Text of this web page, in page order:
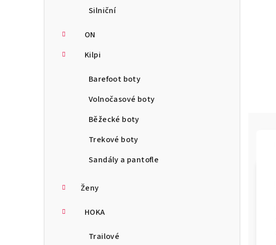
Silniční
ON
Kilpi
Barefoot boty
Volnočasové boty
Běžecké boty
Trekové boty
Sandály a pantofle
Ženy
HOKA
Trailové